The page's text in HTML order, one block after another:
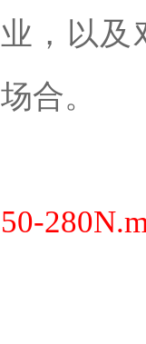
业，以及
场合。
50-